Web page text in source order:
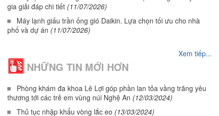
gia giải đáp chi tiết (11/07/2026)
Máy lạnh giấu trần ống gió Daikin. Lựa chọn tối ưu cho nhà
phố và dự án (11/07/2026)
Xem tiếp...
NHỮNG TIN MỚI HƠN
Phòng khám đa khoa Lê Lợi góp phần lan tỏa vầng trăng yêu
thương tới các trẻ em vùng núi Nghệ An (12/03/2024)
Thủ tục nhập khẩu vòng lắc eo (13/03/2024)